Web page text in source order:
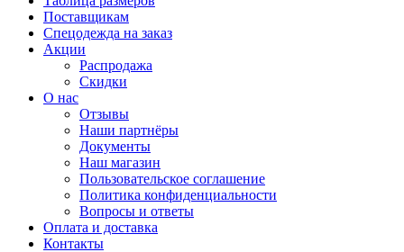
Поставщикам
Спецодежда на заказ
Акции
Распродажа
Скидки
О нас
Отзывы
Наши партнёры
Документы
Наш магазин
Пользовательское соглашение
Политика конфиденциальности
Вопросы и ответы
Оплата и доставка
Контакты